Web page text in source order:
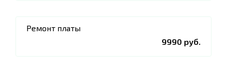
Ремонт платы
9990 руб.